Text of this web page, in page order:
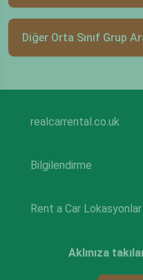
Diğer Orta Sınıf Grup
realcarrental.co.uk
Bilgilendirme
Rent a Car Lokasyonlar
Aklınıza